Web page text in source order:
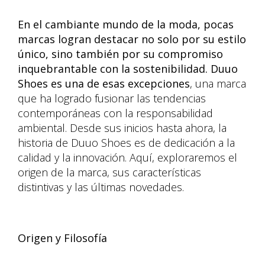
En el cambiante mundo de la moda, pocas
marcas logran destacar no solo por su estilo
único, sino también por su compromiso
inquebrantable con la sostenibilidad. Duuo
Shoes es una de esas excepciones, una marca
que ha logrado fusionar las tendencias
contemporáneas con la responsabilidad
ambiental. Desde sus inicios hasta ahora, la
historia de Duuo Shoes es de dedicación a la
calidad y la innovación. Aquí, exploraremos el
origen de la marca, sus características
distintivas y las últimas novedades.
Origen y Filosofía